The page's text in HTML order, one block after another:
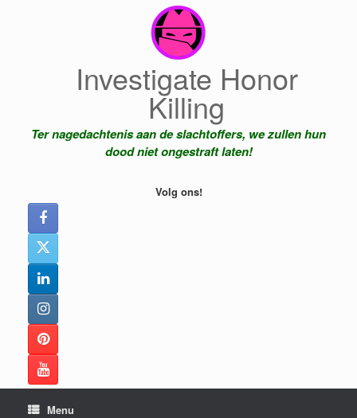
Investigate Honor
Killing
Ter nagedachtenis aan de slachtoffers, we zullen hun
dood niet ongestraft laten!
Volg ons!
Menu